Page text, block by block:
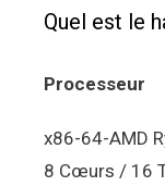
Quel est le
Processeur
x86-64-AMD
8 Cœurs / 16